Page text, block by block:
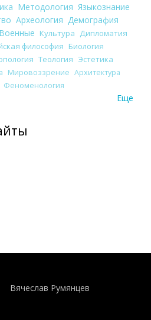
Методология Языкознание
Археология Демография
Военные Культура
Дипломатия
философия Биология
Теология Эстетика
Мировоззрение Архитектура
Феноменология
Еще
Вячеслав Румянцев